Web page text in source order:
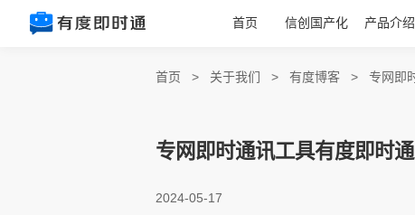
首页 信创国产化 产品介绍
首页 > 关于我们 > 有度博客 > 专网即
专网即时通讯工具有度即时
2024-05-17